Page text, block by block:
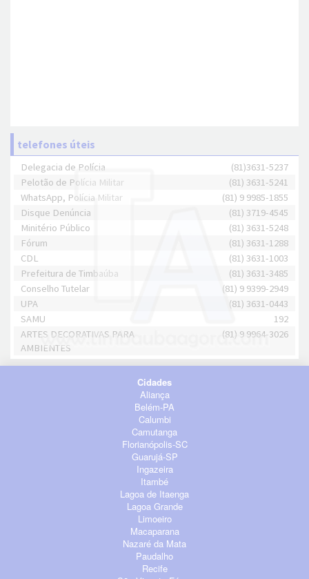
telefones úteis
Delegacia de Polícia
(81)3631-5237
Pelotão de Polícia Militar
(81) 3631-5241
WhatsApp, Polícia Militar
(81) 9 9985-1855
Disque Denúncia
(81) 3719-4545
Minitério Público
(81) 3631-5248
Fórum
(81) 3631-1288
CDL
(81) 3631-1003
Prefeitura de Timbaúba
(81) 3631-3485
Conselho Tutelar
(81) 9 9399-2949
UPA
(81) 3631-0443
SAMU
192
ARTES DECORATIVAS PARA
AMBIENTES
(81) 9 9964-3026
Cidades
Aliança
Belém-PA
Calumbi
Camutanga
Florianópolis-SC
Guarujá-SP
Ingazeira
Itambé
Lagoa de Itaenga
Lagoa Grande
Limoeiro
Macaparana
Nazaré da Mata
Paudalho
Recife